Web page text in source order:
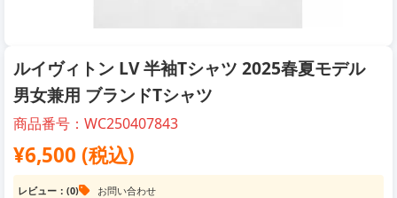
ルイヴィトン LV 半袖Tシャツ 2025春夏モデル
男女兼用 ブランドTシャツ
商品番号：WC250407843
¥6,500 (税込)
レビュー：(0) お問い合わせ